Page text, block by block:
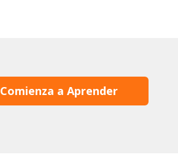
Comienza a Aprender